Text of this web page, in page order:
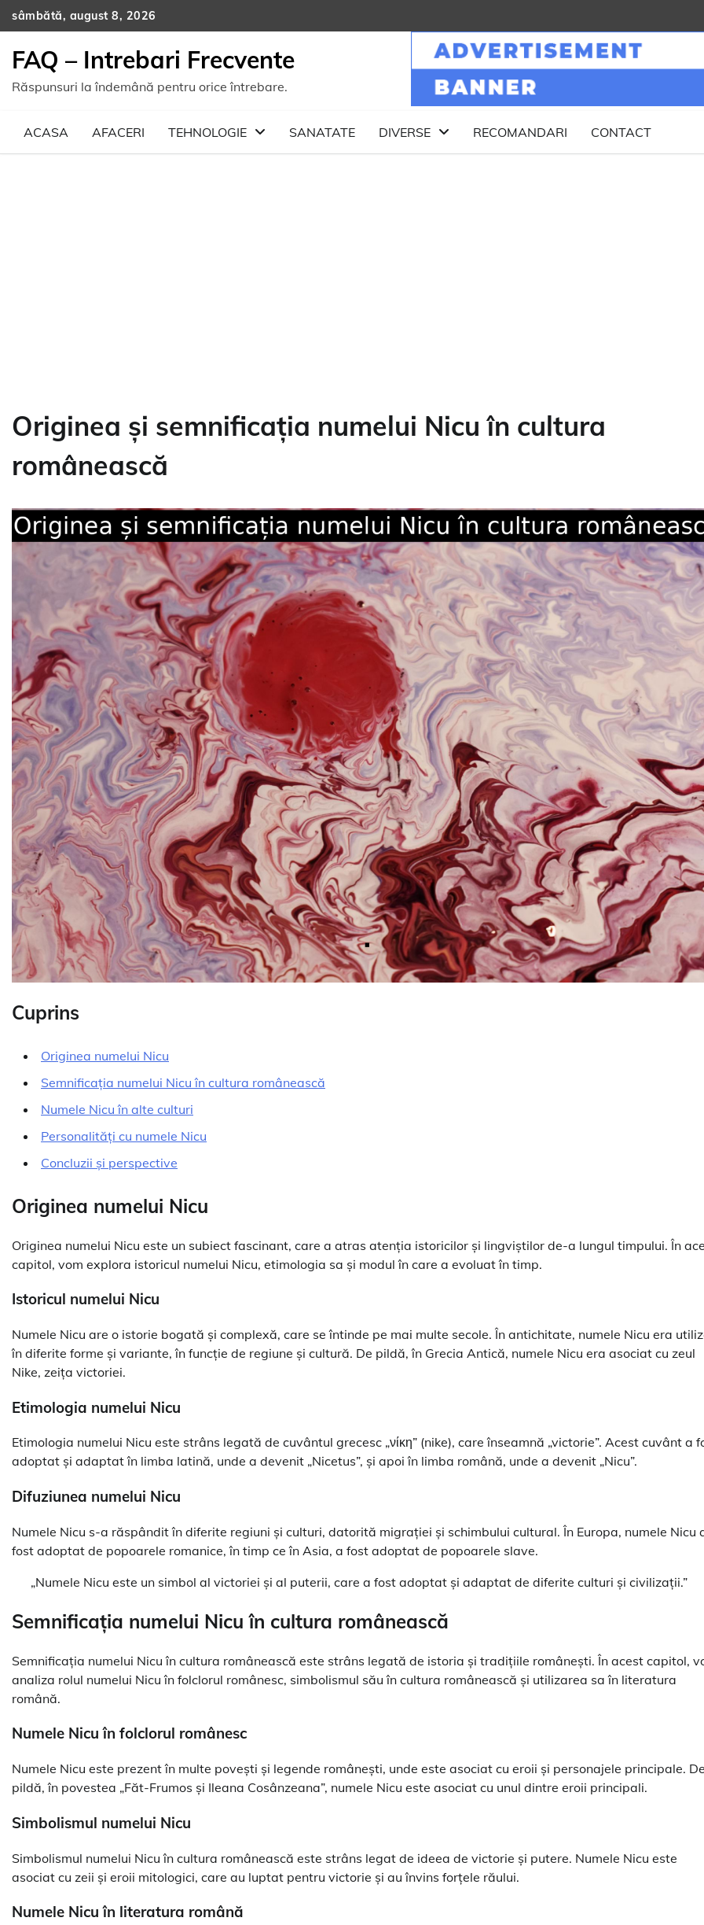
Skip
to
sâmbătă, august 8, 2026
FAQ – Intrebari Frecvente
Răspunsuri la îndemână pentru orice întrebare.
ACASA AFACERI TEHNOLOGIE SANATATE DIVERSE RECOMANDARI CONTACT
Originea și semnificația numelui Nicu în cultura
românească
Cuprins
Originea numelui Nicu
Semnificația numelui Nicu în cultura românească
Numele Nicu în alte culturi
Personalități cu numele Nicu
Concluzii și perspective
Originea numelui Nicu
Originea numelui Nicu este un subiect fascinant, care a atras atenția istoricilor și lingviștilor de-a lungul timpului. În
capitol, vom explora istoricul numelui Nicu, etimologia sa și modul în care a evoluat în timp.
Istoricul numelui Nicu
Numele Nicu are o istorie bogată și complexă, care se întinde pe mai multe secole. În antichitate, numele Nicu era
în diferite forme și variante, în funcție de regiune și cultură. De pildă, în Grecia Antică, numele Nicu era asociat cu zeul
Nike, zeița victoriei.
Etimologia numelui Nicu
Etimologia numelui Nicu este strâns legată de cuvântul grecesc „νίκη” (nike), care înseamnă „victorie”. Acest cuvânt a
adoptat și adaptat în limba latină, unde a devenit „Nicetus”, și apoi în limba română, unde a devenit „Nicu”.
Difuziunea numelui Nicu
Numele Nicu s-a răspândit în diferite regiuni și culturi, datorită migrației și schimbului cultural. În Europa, numele Nicu
fost adoptat de popoarele romanice, în timp ce în Asia, a fost adoptat de popoarele slave.
„Numele Nicu este un simbol al victoriei și al puterii, care a fost adoptat și adaptat de diferite culturi și civilizații.”
Semnificația numelui Nicu în cultura românească
Semnificația numelui Nicu în cultura românească este strâns legată de istoria și tradițiile românești. În acest capitol,
analiza rolul numelui Nicu în folclorul românesc, simbolismul său în cultura românească și utilizarea sa în literatura
română.
Numele Nicu în folclorul românesc
Numele Nicu este prezent în multe povești și legende românești, unde este asociat cu eroii și personajele principale.
pildă, în povestea „Făt-Frumos și Ileana Cosânzeana”, numele Nicu este asociat cu unul dintre eroii principali.
Simbolismul numelui Nicu
Simbolismul numelui Nicu în cultura românească este strâns legat de ideea de victorie și putere. Numele Nicu este
asociat cu zeii și eroii mitologici, care au luptat pentru victorie și au învins forțele răului.
Numele Nicu în literatura română